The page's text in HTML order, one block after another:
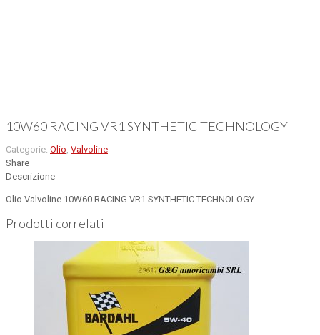
10W60 RACING VR1 SYNTHETIC TECHNOLOGY
Categorie: Olio Valvoline
Share
Descrizione
Olio Valvoline 10W60 RACING VR1 SYNTHETIC TECHNOLOGY
Prodotti correlati